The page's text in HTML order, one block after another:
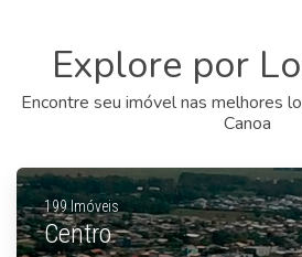
Explore por
Encontre seu imóvel nas melhores
Canoa
199 Imóveis
Centro